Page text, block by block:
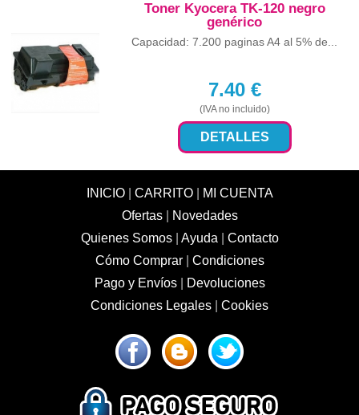
Toner Kyocera TK-120 negro
genérico
Capacidad: 7.200 paginas A4 al 5% de...
7.40€
(IVA no incluido)
DETALLES
INICIO| CARRITO|
MI CUENTA
Ofertas|
Novedades
Quienes Somos| Ayuda
Contacto
Cómo Comprar| Condiciones
Pago y Envíos|
Devoluciones
Condiciones Legales
Cookies